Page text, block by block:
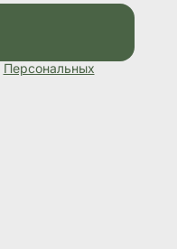
Персональных